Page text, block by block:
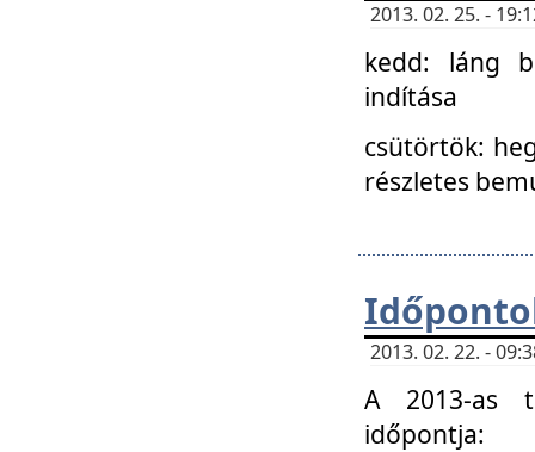
2013. 02. 25. -
kedd: láng
indítása
csütörtök:
részletes
2013. 02. 22. -
A 2013-as
időpontja: